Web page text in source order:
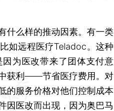
么样的推动因素。有一类
如远程医疗Teladoc。这种
为医改带来了团体支付意
获利——节省医疗费用。对
的服务价格对他们控制成本
因医改而出现，因为奥巴马